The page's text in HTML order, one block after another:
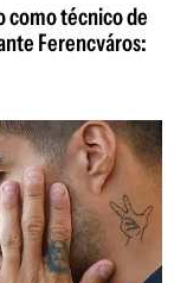
como técnico de
Ferencváros: